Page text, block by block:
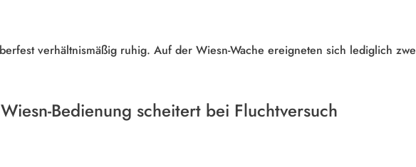
verhältnismäßig ruhig. Auf der Wiesn-Wache ereigneten sich lediglich
Bedienung scheitert bei Fluchtversuch